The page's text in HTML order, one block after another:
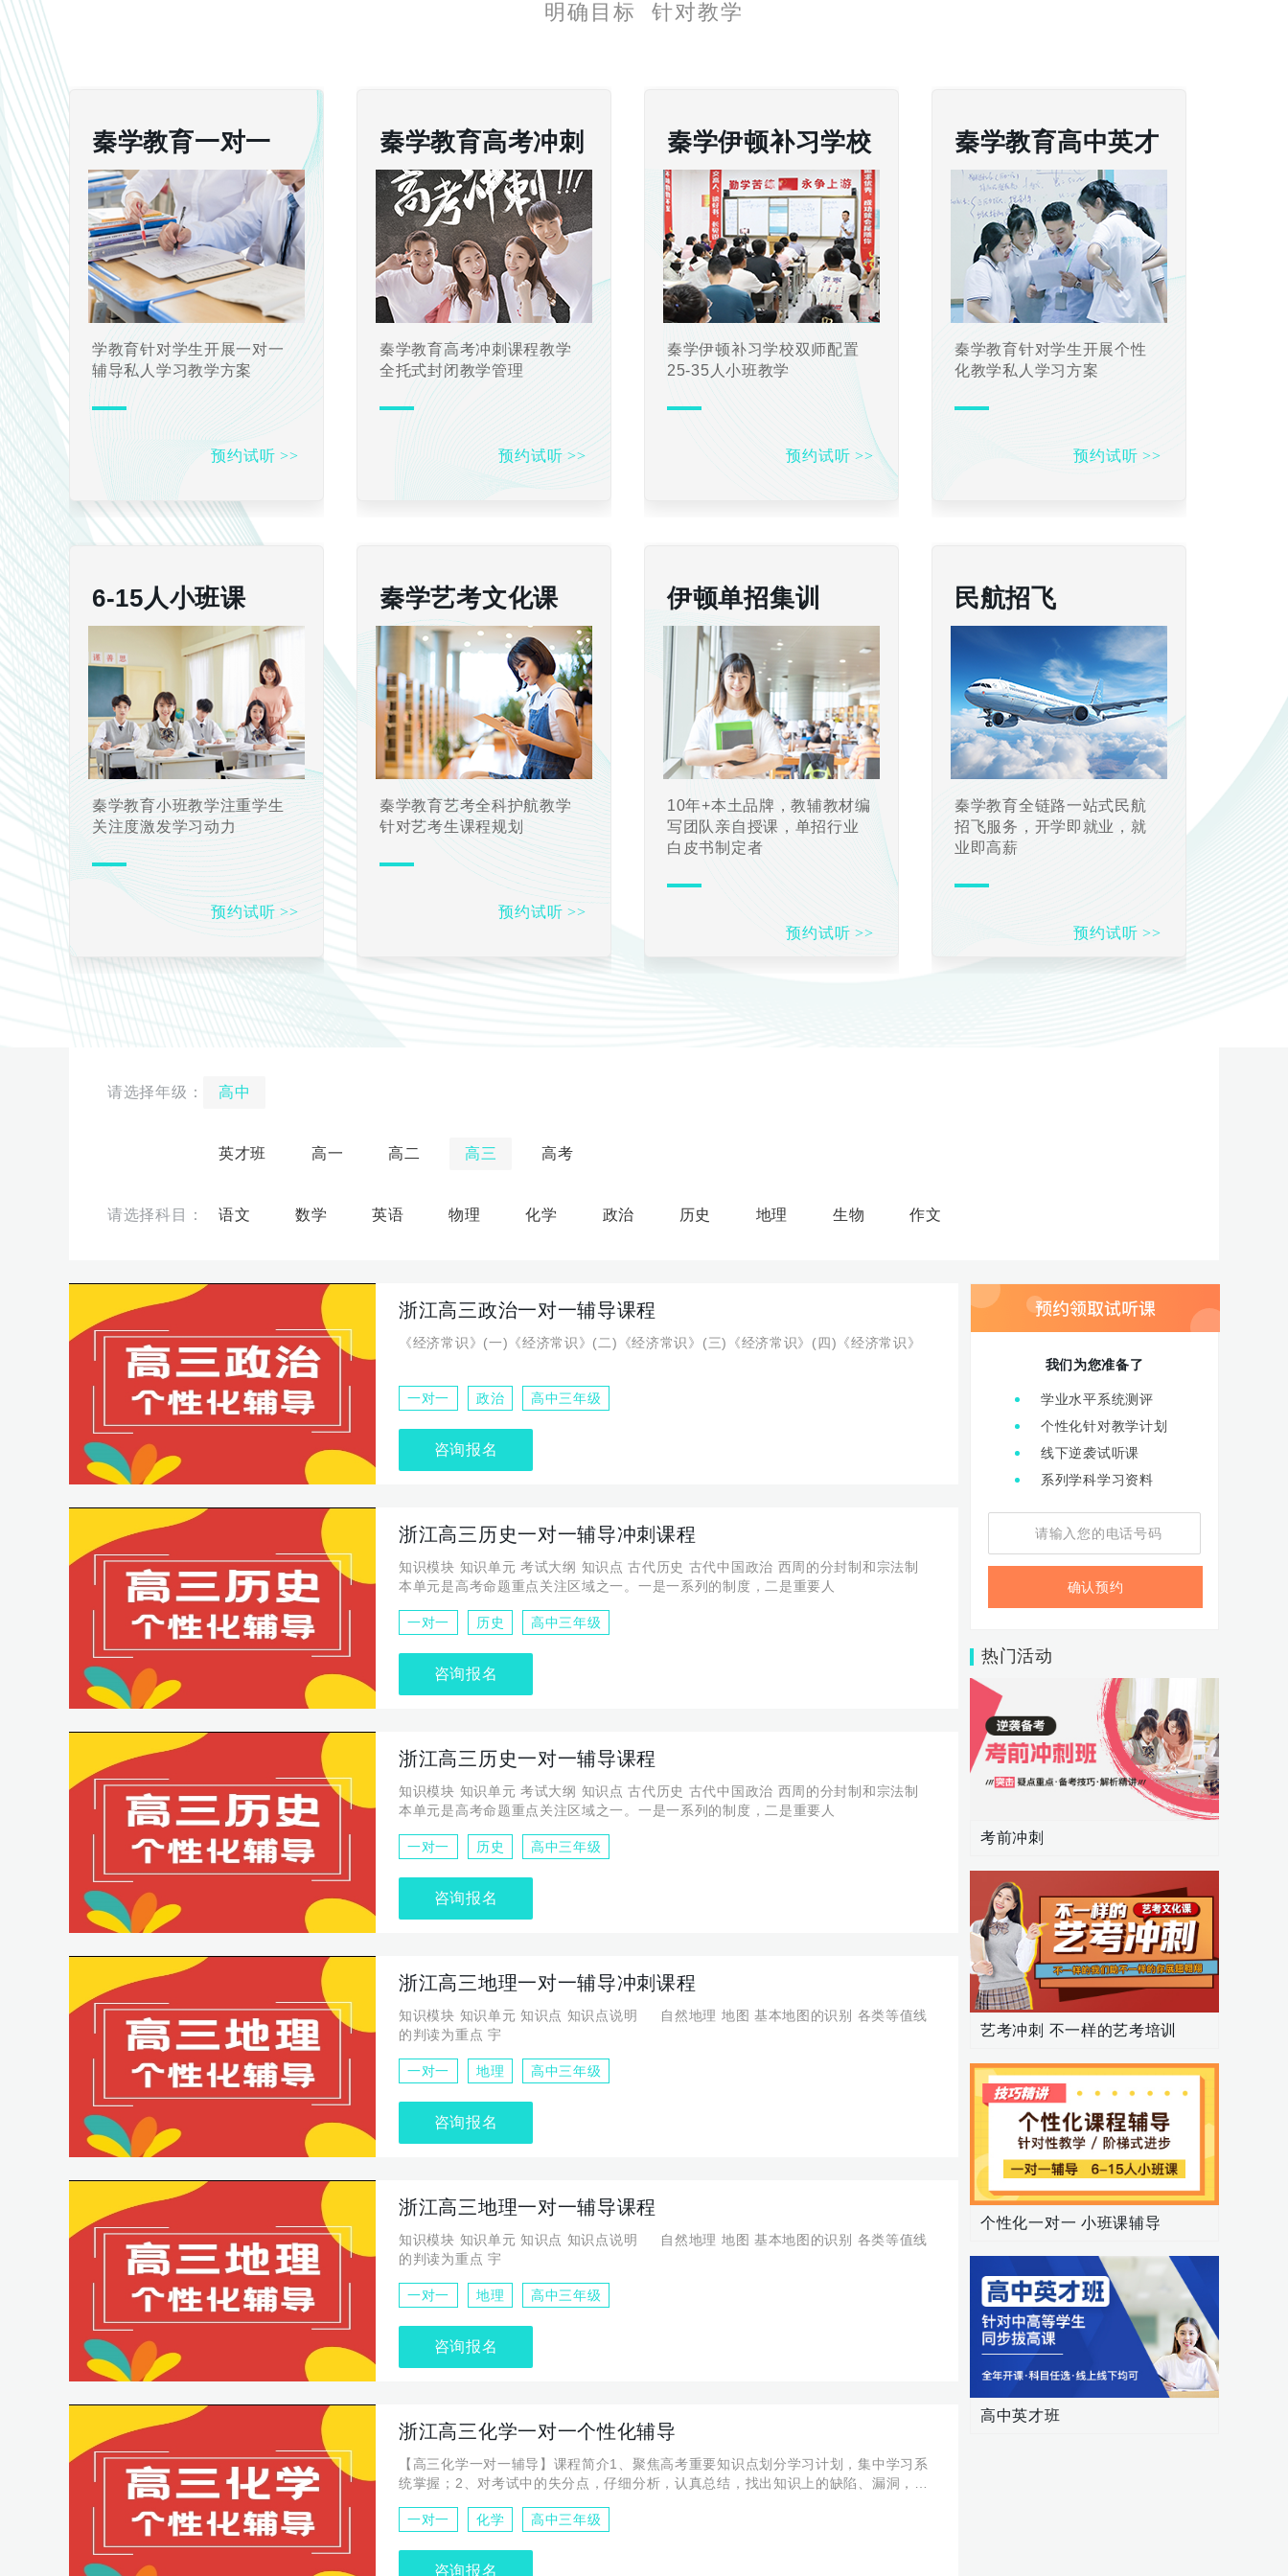
明确目标 针对教学
秦学教育一对一
学教育针对学生开展一对一
辅导私人学习教学方案
预约试听 >>
秦学教育高考冲刺
秦学教育高考冲刺课程教学
全托式封闭教学管理
预约试听 >>
秦学伊顿补习学校
秦学伊顿补习学校双师配置
25-35人小班教学
预约试听 >>
秦学教育高中英才
秦学教育针对学生开展个性
化教学私人学习方案
预约试听 >>
6-15人小班课
秦学教育小班教学注重学生
关注度激发学习动力
预约试听 >>
秦学艺考文化课
秦学教育艺考全科护航教学
针对艺考生课程规划
预约试听 >>
伊顿单招集训
10年+本土品牌，教辅教材编
写团队亲自授课，单招行业
白皮书制定者
预约试听 >>
民航招飞
秦学教育全链路一站式民航
招飞服务，开学即就业，就
业即高薪
预约试听 >>
高中
英才班 高一 高二 高三 高考
语文 数学 英语 物理 化学 政治 历史 地理 生物 作文
浙江高三政治一对一辅导课程
《经济常识》(一)《经济常识》(二)《经济常识》(三)《经济常识》(四)《经济常识》
一对一 政治 高中三年级
咨询报名
浙江高三历史一对一辅导冲刺课程
知识模块 知识单元 考试大纲 知识点 古代历史 古代中国政治 西周的分封制和宗法制
本单元是高考命题重点关注区域之一。一是一系列的制度，二是重要人
一对一 历史 高中三年级
咨询报名
浙江高三历史一对一辅导课程
知识模块 知识单元 考试大纲 知识点 古代历史 古代中国政治 西周的分封制和宗法制
本单元是高考命题重点关注区域之一。一是一系列的制度，二是重要人
一对一 历史 高中三年级
咨询报名
浙江高三地理一对一辅导冲刺课程
知识模块 知识单元 知识点 知识点说明 自然地理 地图 基本地图的识别 各类等值线
的判读为重点 宇
一对一 地理 高中三年级
咨询报名
浙江高三地理一对一辅导课程
知识模块 知识单元 知识点 知识点说明 自然地理 地图 基本地图的识别 各类等值线
的判读为重点 宇
一对一 地理 高中三年级
咨询报名
浙江高三化学一对一个性化辅导
【高三化学一对一辅导】课程简介1、聚焦高考重要知识点划分学习计划，集中学习系
统掌握；2、对考试中的失分点，仔细分析，认真总结，找出知识上的缺陷、漏洞，及
醒互动答疑；4、历年精选真题练实战，适应掌握应试真题，帮助学生轻松考出好成
一对一 化学 高中三年级
咨询报名
我们为您准备了
学业水平系统测评
个性化针对教学计划
线下逆袭试听课
系列学科学习资料
确认预约
热门活动
考前冲刺
艺考冲刺 不一样的艺考培训
个性化一对一 小班课辅导
高中英才班